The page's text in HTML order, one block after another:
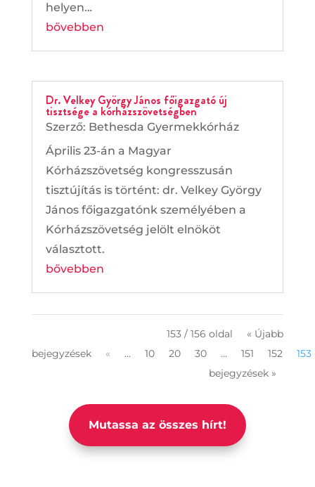
helyen…
bővebben
Dr. Velkey György János főigazgató új
tisztsége a kórházszövetségben
Szerző: Bethesda Gyermekkórház
Április 23-án a Magyar
Kórházszövetség kongresszusán
tisztújítás is történt: dr. Velkey György
János főigazgatónk személyében a
Kórházszövetség jelölt elnököt
választott.
bővebben
153 / 156 oldal
« Újabb
bejegyzések
« ... 10 20 30 ... 151 152
153
bejegyzések »
Mutassa az összes hírt!